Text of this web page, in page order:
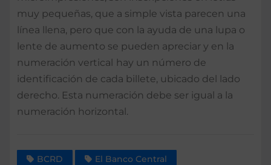
muy pequeñas, que a simple vista parecen una
línea llena, pero que con la ayuda de una lupa o
lente de aumento se pueden apreciar y en la
numeración vertical hay un número de
identificación de cada billete, ubicado del lado
derecho. Esta numeración debe ser igual a la
numeración horizontal.
BCRD El Banco Central